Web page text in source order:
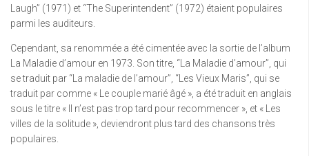
Laugh” (1971) et “The Superintendent” (1972) étaient populaires
parmi les auditeurs.
Cependant, sa renommée a été cimentée avec la sortie de l’album
La Maladie d’amour en 1973. Son titre, “La Maladie d’amour”, qui
se traduit par “La maladie de l’amour”, “Les Vieux Maris”, qui se
traduit par comme « Le couple marié âgé », a été traduit en anglais
sous le titre « Il n’est pas trop tard pour recommencer », et « Les
villes de la solitude », deviendront plus tard des chansons très
populaires.